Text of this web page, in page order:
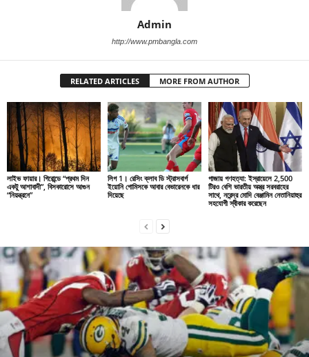
Admin
http://www.pmbangla.com
RELATED ARTICLES MORE FROM AUTHOR
লাইভ ফায়ার। গিরোন্ডে “প্রথম দিন
একটু আশাবাদী”, বিসকারোসে আগুন
“নিয়ন্ত্রনে”
লিগ 1। রেসিং ক্লাব ডি স্ট্রাসবার্গ
ইয়োনি গোমিসকে আবার বেভারেনকে ধার
দিয়েছে
গাজায় গণহত্যা: ইস্রায়েলে 2,500
টিরও বেশি ভারতীয় অস্ত্র সরবরাহের
সাথে, নরেন্দ্র মোদি বেঞ্জামিন নেতানিয়াহুর
সহযোগী স্বীকার করেছেন